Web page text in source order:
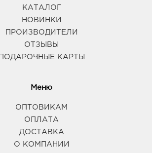
КАТАЛОГ
НОВИНКИ
ПРОИЗВОДИТЕЛИ
ОТЗЫВЫ
ПОДАРОЧНЫЕ КАРТЫ
Меню
ОПТОВИКАМ
ОПЛАТА
ДОСТАВКА
О КОМПАНИИ